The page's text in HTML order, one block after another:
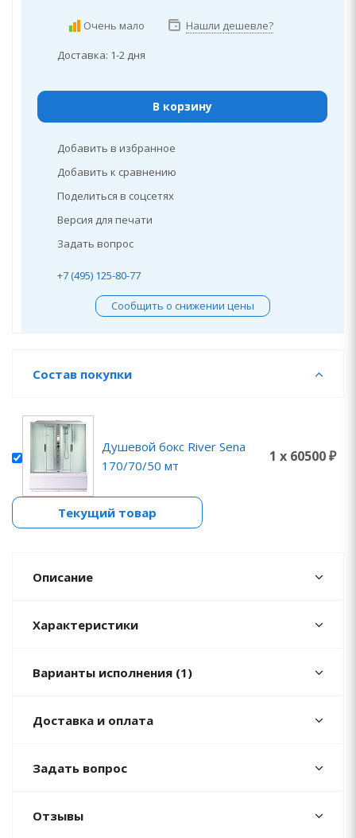
Очень мало Нашли дешевле?
Доставка: 1-2 дня
В корзину
Добавить в избранное
Добавить к сравнению
Поделиться в соцсетях
Версия для печати
Задать вопрос
+7 (495) 125-80-77
Сообщить о снижении цены
Состав покупки
Душевой бокс River Sena
170/70/50 мт
1 x 60500 ₽
Текущий товар
Описание
Характеристики
Варианты исполнения (1)
Доставка и оплата
Задать вопрос
Отзывы